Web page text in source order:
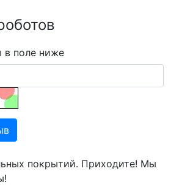
в поле ниже
покрытий. Приходите! Мы